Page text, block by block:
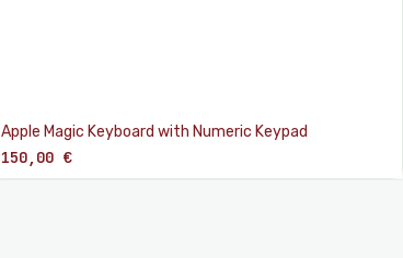
Apple Magic Keyboard with Numeric Keypad
150,00€